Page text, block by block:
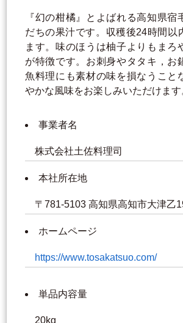
『幻の柑橘』とよばれる高知県宿
だちの果汁です。収穫後24時間以
ます。味のほうは柚子よりもまろ
が特徴です。お刺身やタタキ，お
魚料理にも素材の味を損なうこと
やかな風味をお楽しみいただけます
事業者名
株式会社土佐料理司
本社所在地
〒781-5103 高知県高知市大津乙
ホームページ
https://www.tosakatsuo.com/
単品内容量
20kg